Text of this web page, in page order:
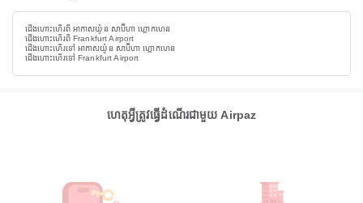
ជើងហោះហើរពី អាកាសយ៉ូន សាប៊ីហា ហ្គោកហេន
ជើងហោះហើរពី Frankfurt Airport
ជើងហោះហើរទៅ អាកាសយ៉ូន សាប៊ីហា ហ្គោកហេន
ជើងហោះហើរទៅ Frankfurt Airport
ហេតុអ្វីត្រូវធ្វើដំណើរជាមួយ Airpaz